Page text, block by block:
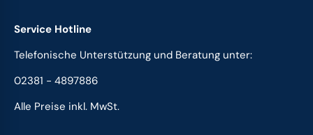
Service Hotline
Telefonische Unterstützung und Beratung unter:
02381 - 4897886
Alle Preise inkl. MwSt.